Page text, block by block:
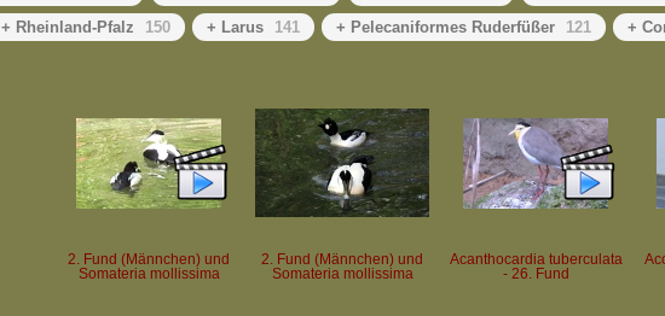
+ Rheinland-Pfalz
150 + Larus 141 + Pelecaniformes Ruderfüßer 121 +
2. Fund (Männchen) und
Somateria mollissima
2. Fund (Männchen) und
Somateria mollissima
Acanthocardia tuberculata
- 26. Fund